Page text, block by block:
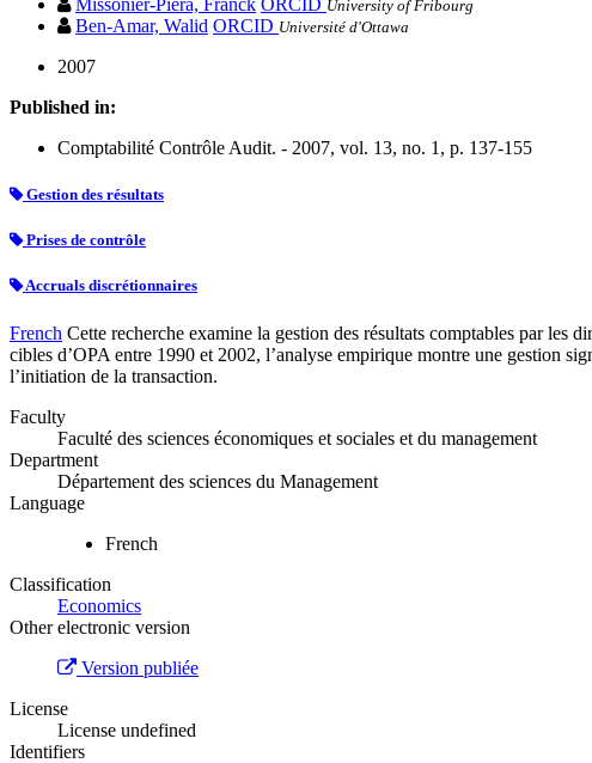
University of Fribourg
Ben-Amar, Walid ORCID Université d'Ottawa
2007
Published in:
Comptabilité Contrôle Audit. - 2007, vol. 13, no. 1, p. 137-155
Gestion des résultats
Prises de contrôle
Accruals discrétionnaires
French Cette recherche examine la gestion des résultats comptables par les
cibles d’OPA entre 1990 et 2002, l’analyse empirique montre une gestion
l’initiation de la transaction.
Faculty
Faculté des sciences économiques et sociales et du management
Department
Département des sciences du Management
Language
French
Classification
Economics
Other electronic version
Version publiée
License
License undefined
Identifiers